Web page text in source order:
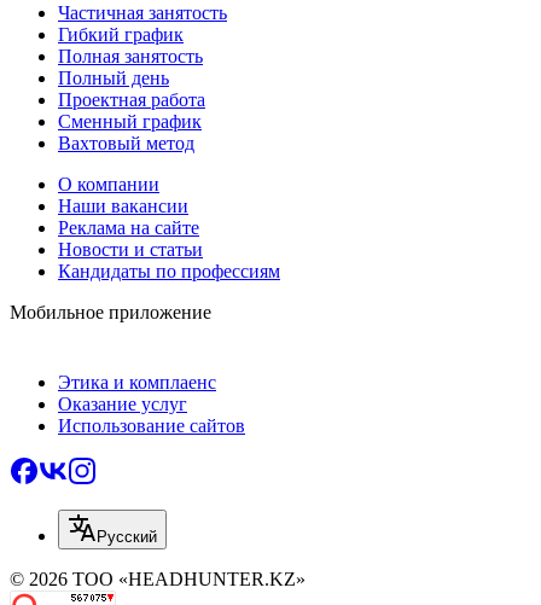
Частичная занятость
Гибкий график
Полная занятость
Полный день
Проектная работа
Сменный график
Вахтовый метод
О компании
Наши вакансии
Реклама на сайте
Новости и статьи
Кандидаты по профессиям
Мобильное приложение
Этика и комплаенс
Оказание услуг
Использование сайтов
Русский
© 2026 ТОО «HEADHUNTER.KZ»